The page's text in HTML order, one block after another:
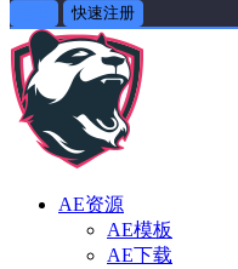
快速注册
AE资源
AE模板
AE下载